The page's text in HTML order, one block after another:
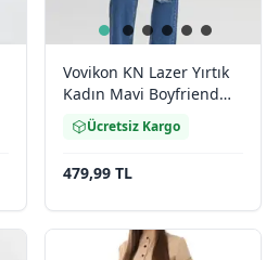
Vovikon KN Lazer Yırtık
Kadın Mavi Boyfriend
Bol Paça Jean Pantolon
Ücretsiz Kargo
479,99 TL